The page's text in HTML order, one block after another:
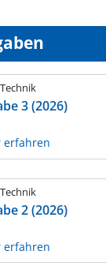
3 (2026)
erfahren
2 (2026)
erfahren